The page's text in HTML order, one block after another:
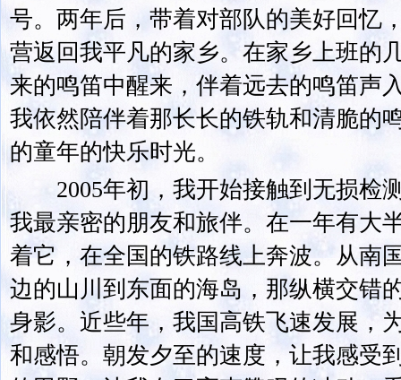
号。两年后，带着对部队的美好回忆
营返回我平凡的家乡。在家乡上班的
来的鸣笛中醒来，伴着远去的鸣笛声
我依然陪伴着那长长的铁轨和清脆的
的童年的快乐时光。
2005年初，我开始接触到无损检
我最亲密的朋友和旅伴。在一年有大
着它，在全国的铁路线上奔波。从南
边的山川到东面的海岛，那纵横交错
身影。近些年，我国高铁飞速发展，
和感悟。朝发夕至的速度，让我感受